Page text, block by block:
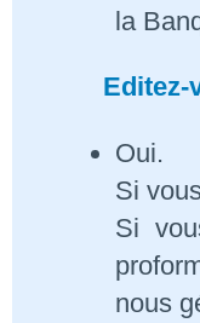
la
Editez-
Oui.
Si
Si
nous